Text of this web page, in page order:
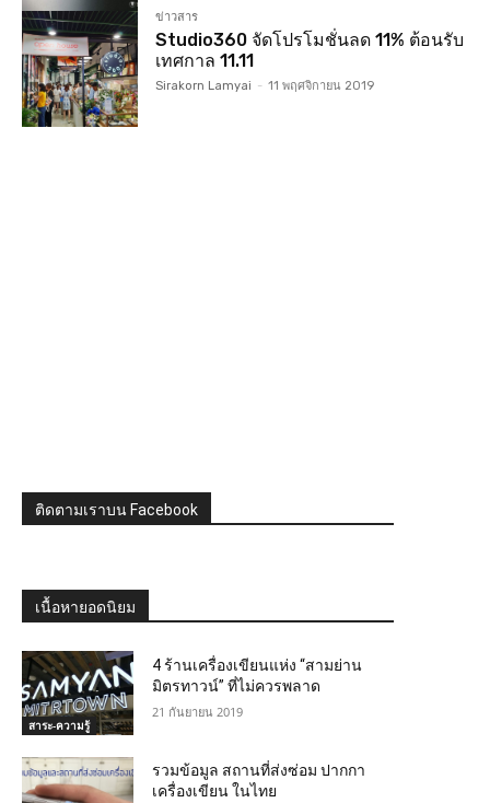
ข่าวสาร
Studio360 จัดโปรโมชั่นลด 11% ต้อนรับ
เทศกาล 11.11
Sirakorn Lamyai - 11 พฤศจิกายน 2019
ติดตามเราบน Facebook
เนื้อหายอดนิยม
สาระ-ความรู้
4 ร้านเครื่องเขียนแห่ง “สามย่าน
มิตรทาวน์” ที่ไม่ควรพลาด
21 กันยายน 2019
รวมข้อมูล สถานที่ส่งซ่อม ปากกา
เครื่องเขียน ในไทย